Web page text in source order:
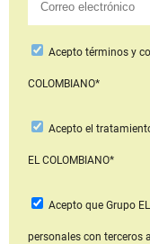
Aceptotérminos y
COLOMBIANO*
Acepto el
EL COLOMBIANO*
Acepto que Grupo
personales con terceros